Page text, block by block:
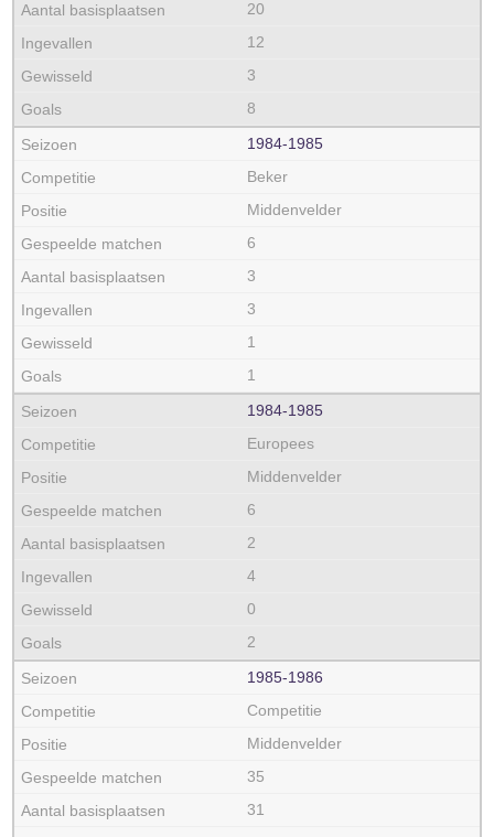
20
12
3
8
1984‑1985
Beker
Middenvelder
6
3
3
1
1
1984‑1985
Europees
Middenvelder
6
2
4
0
2
1985‑1986
Competitie
Middenvelder
35
31